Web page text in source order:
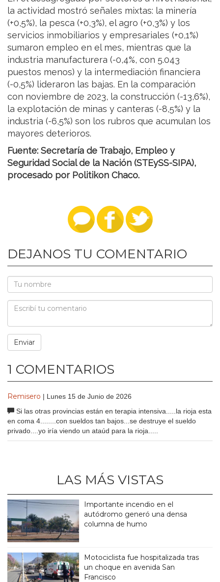
la actividad mostró señales mixtas: la minería
(+0,5%), la pesca (+0,3%), el agro (+0,3%) y los
servicios inmobiliarios y empresariales (+0,1%)
sumaron empleo en el mes, mientras que la
industria manufacturera (-0,4%, con 5.043
puestos menos) y la intermediación financiera
(-0,5%) lideraron las bajas. En la comparación
con noviembre de 2023, la construcción (-13,6%),
la explotación de minas y canteras (-8,5%) y la
industria (-6,5%) son los rubros que acumulan los
mayores deterioros.
Fuente: Secretaría de Trabajo, Empleo y
Seguridad Social de la Nación (STEySS-SIPA),
procesado por Politikon Chaco.
DEJANOS TU COMENTARIO
1 COMENTARIOS
Remisero | Lunes 15 de Junio de 2026
Si las otras provincias están en terapia intensiva.....la rioja esta
en coma 4........con sueldos tan bajos...se destruye el sueldo
privado....yo iría viendo un ataúd para la rioja.....
LAS MÁS VISTAS
Importante incendio en el
autódromo generó una densa
columna de humo
Motociclista fue hospitalizada tras
un choque en avenida San
Francisco